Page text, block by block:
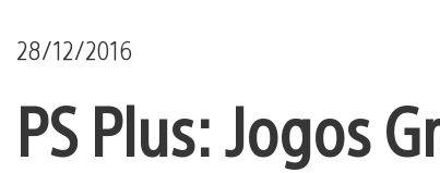
28/12/2016
PS Plus: Jogos